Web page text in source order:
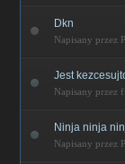
Dkn
Napisany przez
Jest
Napisany przez
Ninja ninja
Napisany przez